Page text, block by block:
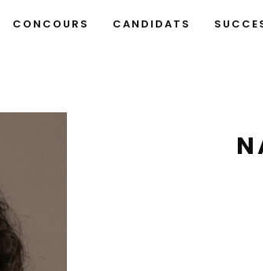
CONCOURS CANDIDATS